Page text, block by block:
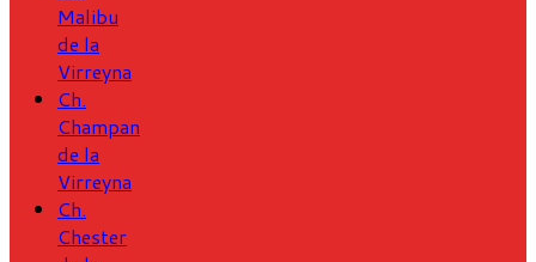
Malibu
de la
Virreyna
Ch.
Champan
de la
Virreyna
Ch.
Chester